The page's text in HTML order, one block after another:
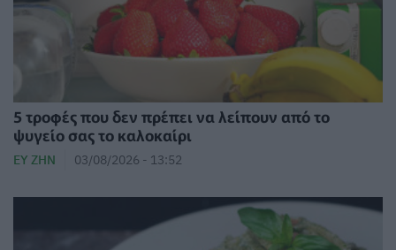
5 τροφές που δεν πρέπει να λείπουν από το
ψυγείο σας το καλοκαίρι
ΕΥ ΖΗΝ 03/08/2026 - 13:52